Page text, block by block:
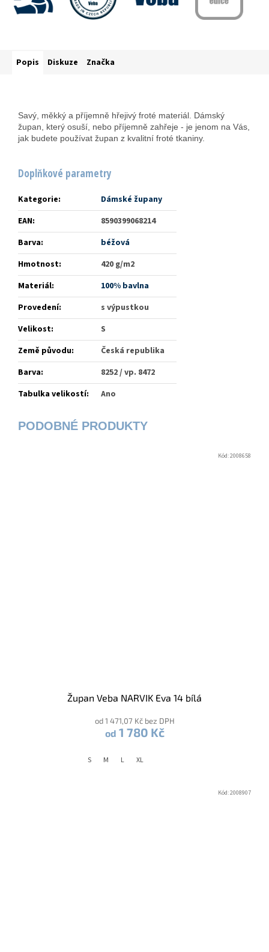
Popis Diskuze Značka
Savý, měkký a příjemně hřejivý froté materiál. Dámský
župan, který osuší, nebo příjemně zahřeje - je jenom na Vás,
jak budete používat župan z kvalitní froté tkaniny.
Doplňkové parametry
Kategorie:
Dámské župany
EAN:
8590399068214
Barva:
béžová
Hmotnost:
420 g/m2
Materiál:
100% bavlna
Provedení:
s výpustkou
Velikost:
S
Země původu:
Česká republika
Barva:
8252 / vp. 8472
Tabulka velikostí: Ano
Župan Veba NARVIK Eva 14 bílá
od 1 471,07 Kč bez DPH
od 1 780 Kč
S M L XL
Kód:2008658
Kód:2008907